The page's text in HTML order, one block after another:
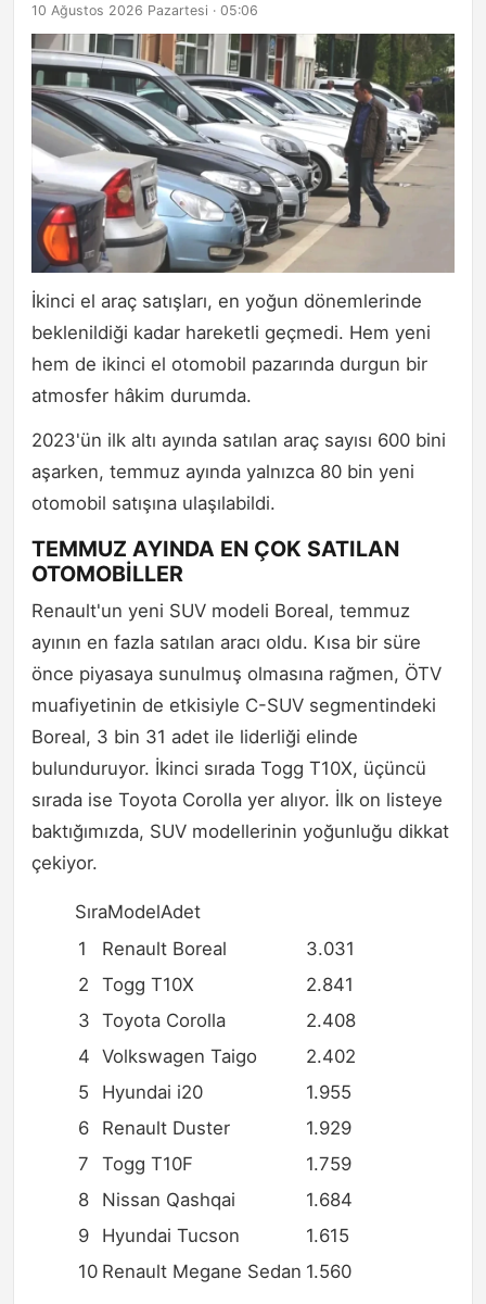
10 Ağustos 2026 Pazartesi · 05:06
İkinci el araç satışları, en yoğun dönemlerinde
beklenildiği kadar hareketli geçmedi. Hem yeni
hem de ikinci el otomobil pazarında durgun bir
atmosfer hâkim durumda.
2023'ün ilk altı ayında satılan araç sayısı 600 bini
aşarken, temmuz ayında yalnızca 80 bin yeni
otomobil satışına ulaşılabildi.
TEMMUZ AYINDA EN ÇOK SATILAN
OTOMOBİLLER
Renault'un yeni SUV modeli Boreal, temmuz
ayının en fazla satılan aracı oldu. Kısa bir süre
önce piyasaya sunulmuş olmasına rağmen, ÖTV
muafiyetinin de etkisiyle C-SUV segmentindeki
Boreal, 3 bin 31 adet ile liderliği elinde
bulunduruyor. İkinci sırada Togg T10X, üçüncü
sırada ise Toyota Corolla yer alıyor. İlk on listeye
baktığımızda, SUV modellerinin yoğunluğu dikkat
çekiyor.
SıraModelAdet
1
Renault Boreal
3.031
2
Togg T10X
2.841
3 Toyota Corolla
2.408
4 Volkswagen Taigo
2.402
5
Hyundai i20
1.955
6
Renault Duster
1.929
7
Togg T10F
1.759
8
Nissan Qashqai
1.684
9
Hyundai Tucson
1.615
10 Renault Megane Sedan 1.560